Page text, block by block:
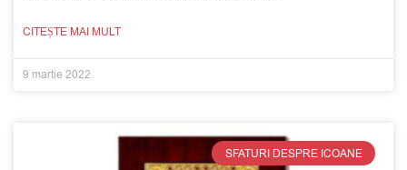
CITEȘTE MAI MULT
9 martie 2022
SFATURI DESPRE ICOANE